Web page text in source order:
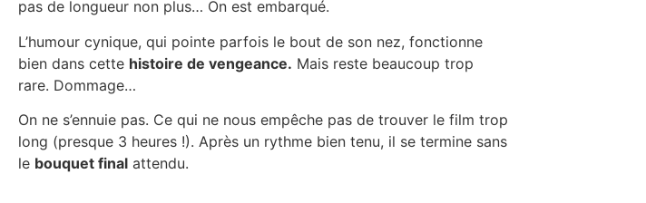
pas de longueur non plus… On est embarqué.
L’humour cynique, qui pointe parfois le bout de son nez, fonctionne
bien dans cette histoire de vengeance. Mais reste beaucoup trop
rare. Dommage…
On ne s’ennuie pas. Ce qui ne nous empêche pas de trouver le film trop
long (presque 3 heures !). Après un rythme bien tenu, il se termine sans
le bouquet final attendu.